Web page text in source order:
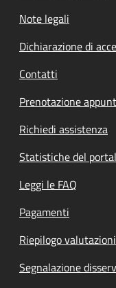
Note legali
Dichiarazione di
Contatti
Prenotazione
Richiedi assistenza
Statistiche del
Leggi le FAQ
Pagamenti
Riepilogo valutazioni
Segnalazione